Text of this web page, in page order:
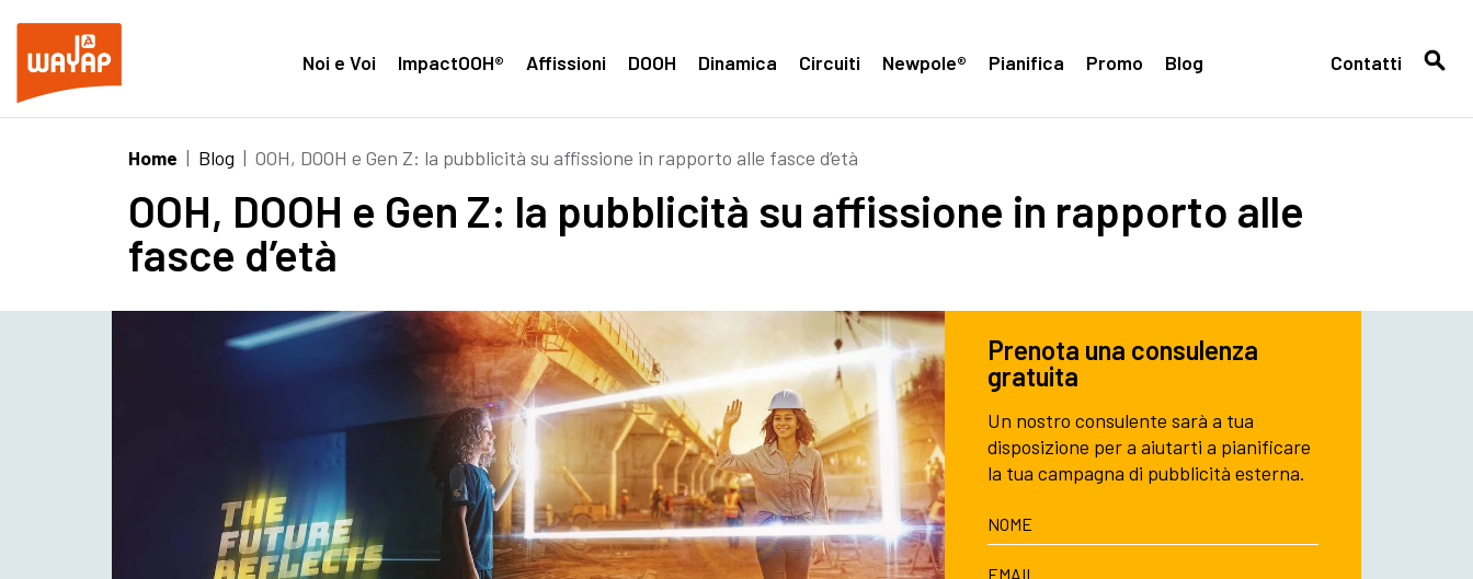
Noi e Voi ImpactOOH® Affissioni DOOH Dinamica Circuiti Newpole® Pianifica Promo Blog Contatti
Home | Blog | OOH, DOOH e Gen Z: la pubblicità su affissione in rapporto alle fasce d’età
OOH, DOOH e Gen Z: la pubblicità su affissione in rapporto alle
fasce d’età
Prenota una consulenza
gratuita
Un nostro consulente sarà a tua
disposizione per a aiutarti a pianificare
la tua campagna di pubblicità esterna.